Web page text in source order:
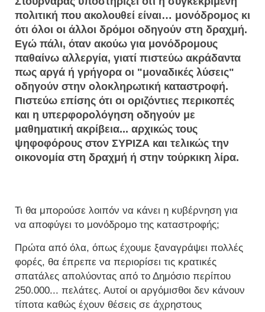
πολιτική που ακολουθεί είναι… μονόδρομος κι
ότι όλοι οι άλλοι δρόμοι οδηγούν στη δραχμή.
Εγώ πάλι, όταν ακούω για μονόδρομους
παθαίνω αλλεργία, γιατί πιστεύω ακράδαντα
πως αργά ή γρήγορα οι "μοναδικές λύσεις"
οδηγούν στην ολοκληρωτική καταστροφή.
Πιστεύω επίσης ότι οι οριζόντιες περικοπές
και η υπερφορολόγηση οδηγούν με
μαθηματική ακρίβεια... αρχικώς τους
ψηφοφόρους στον ΣΥΡΙΖΑ και τελικώς την
οικονομία στη δραχμή ή στην τούρκικη λίρα.
Τι θα μπορούσε λοιπόν να κάνει η κυβέρνηση για
να αποφύγει το μονόδρομο της καταστροφής;
Πρώτα από όλα, όπως έχουμε ξαναγράψει πολλές
φορές, θα έπρεπε να περιορίσει τις κρατικές
σπατάλες απολύοντας από το Δημόσιο περίπου
250.000... πελάτες. Αυτοί οι αργόμισθοι δεν κάνουν
τίποτα καθώς έχουν θέσεις σε άχρηστους